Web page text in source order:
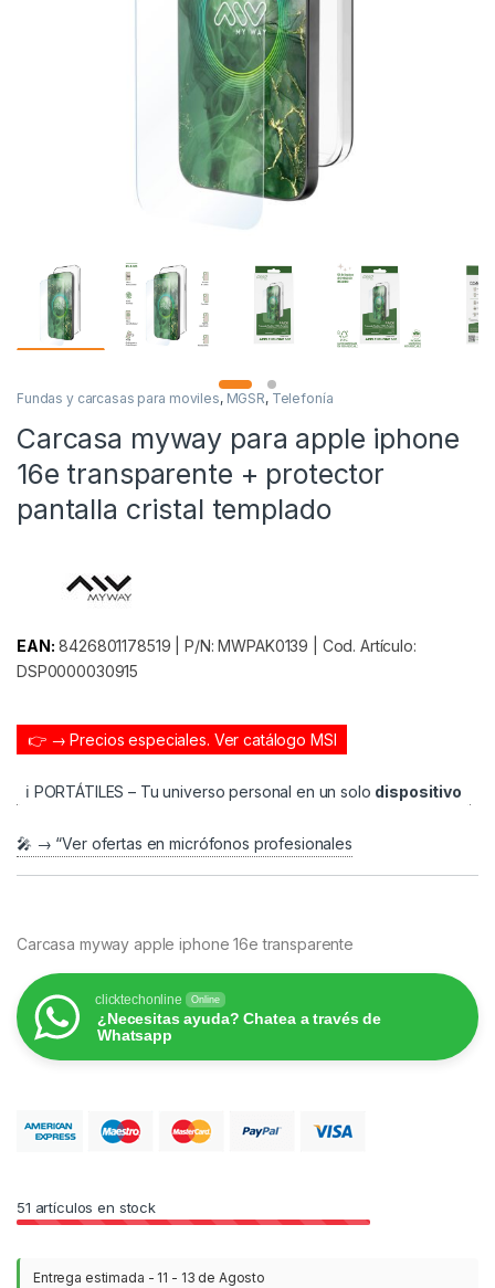
Fundas y carcasas para moviles, MGSR, Telefonía
Carcasa myway para apple iphone
16e transparente + protector
pantalla cristal templado
EAN: 8426801178519 | P/N: MWPAK0139 | Cod. Artículo:
DSP0000030915
👉 → Precios especiales. Ver catálogo MSI
ℹ️ PORTÁTILES – Tu universo personal en un solo dispositivo
🎤 → “Ver ofertas en micrófonos profesionales
Carcasa myway apple iphone 16e transparente
clicktechonline Online
¿Necesitas ayuda? Chatea a través de
Whatsapp
51 artículos en stock
Entrega estimada - 11 - 13 de Agosto